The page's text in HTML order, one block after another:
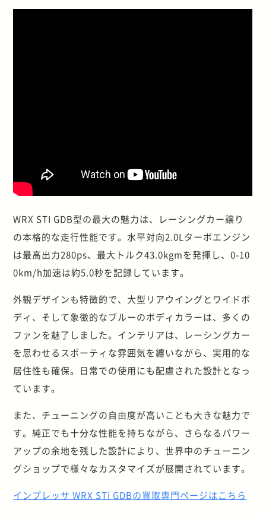
WRX STI GDB型の最大の魅力は、レーシングカー譲り
の本格的な走行性能です。水平対向2.0Lターボエンジン
は最高出力280ps、最大トルク43.0kgmを発揮し、0-10
0km/h加速は約5.0秒を記録しています。
外観デザインも特徴的で、大型リアウイングとワイドボ
ディ、そして象徴的なブルーのボディカラーは、多くの
ファンを魅了しました。インテリアは、レーシングカー
を思わせるスポーティな雰囲気を纏いながら、実用的な
居住性も確保。日常での使用にも配慮された設計となっ
ています。
また、チューニングの自由度が高いことも大きな魅力で
す。純正でも十分な性能を持ちながら、さらなるパワー
アップの余地を残した設計により、世界中のチューニン
グショップで様々なカスタマイズが展開されています。
インプレッサ WRX STi GDBの買取専門ページはこちら